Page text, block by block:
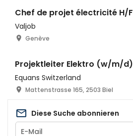
Chef de projet électricité H/F
Valjob
Genève
Projektleiter Elektro (w/m/d)
Equans Switzerland
Mattenstrasse 165, 2503 Biel
Diese Suche abonnieren